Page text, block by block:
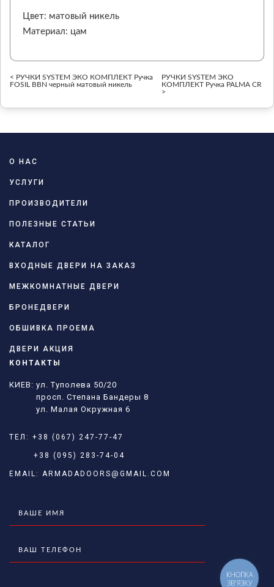
Цвет: матовый никель
Материал: цам
< РУЧКИ SYSTEM ЭКО КОМПЛЕКТ Ручка
FOSIL BBN черный матовый никель
РУЧКИ SYSTEM ЭКО
КОМПЛЕКТ Ручка PALMA CR
>
О НАС
УСЛУГИ
ПРОИЗВОДИТЕЛИ
ПОЛЕЗНЫЕ СТАТЬИ
КАТАЛОГ
ВХОДНЫЕ ДВЕРИ НА ЗАКАЗ
МЕЖКОМНАТНЫЕ ДВЕРИ
БРОНЕДВЕРИ
ОБШИВКА ПРОЕМА
ДВЕРИ АКЦИЯ
КОНТАКТЫ
КИЕВ: ул. Туполева 50/20
просп. Степана Бандеры 8
ул. Малая Окружная 6
ТЕЛ: +38 (067) 247-77-47
+38 (095) 283-74-04
EMAIL: ARMADADOORS@GMAIL.COM
КНОПКА
ЗВ'ЯЗКУ